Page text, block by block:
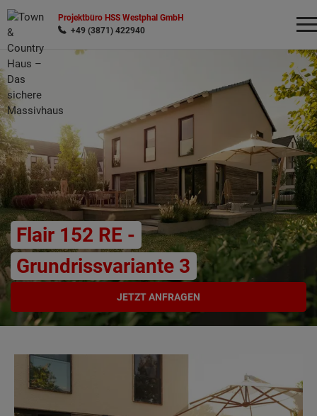
Projektbüro HSS Westphal GmbH
+49 (3871) 422940
Flair 152 RE -
Grundrissvariante 3
JETZT ANFRAGEN
Wonach möchten Sie suchen?